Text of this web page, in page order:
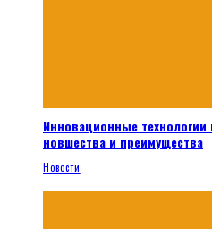
Инновационные технологии
новшества и преимущества
Новости